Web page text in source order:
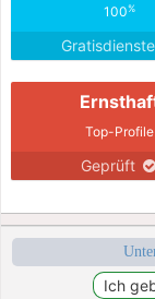
100%
Gratisdienste
Top-Profile
Geprüft